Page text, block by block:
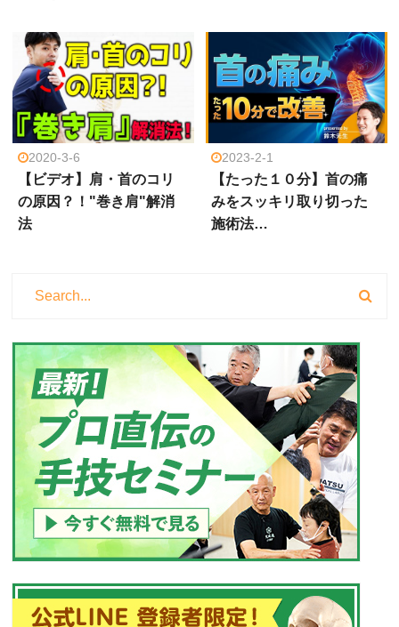
2020-3-6
【ビデオ】肩・首のコリ
の原因？！"巻き肩"解消
法
2023-2-1
【たった１０分】首の痛
みをスッキリ取り切った
施術法…